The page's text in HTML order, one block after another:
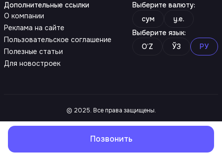
Дополнительные ссылки
О компании
Реклама на сайте
Пользовательское соглашение
Полезные статьи
Для новостроек
Выберите валюту:
сум
y.e.
Выберите язык:
O‘Z
ЎЗ РУ
© 2025. Все права защищены.
Позвонить